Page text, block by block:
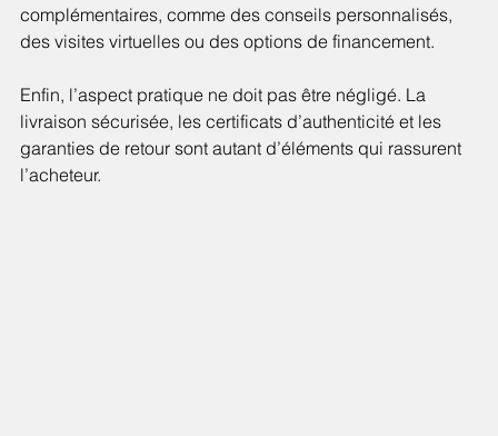
complémentaires, comme des conseils personnalisés,
des visites virtuelles ou des options de financement.
Enfin, l’aspect pratique ne doit pas être négligé. La
livraison sécurisée, les certificats d’authenticité et les
garanties de retour sont autant d’éléments qui rassurent
l’acheteur.